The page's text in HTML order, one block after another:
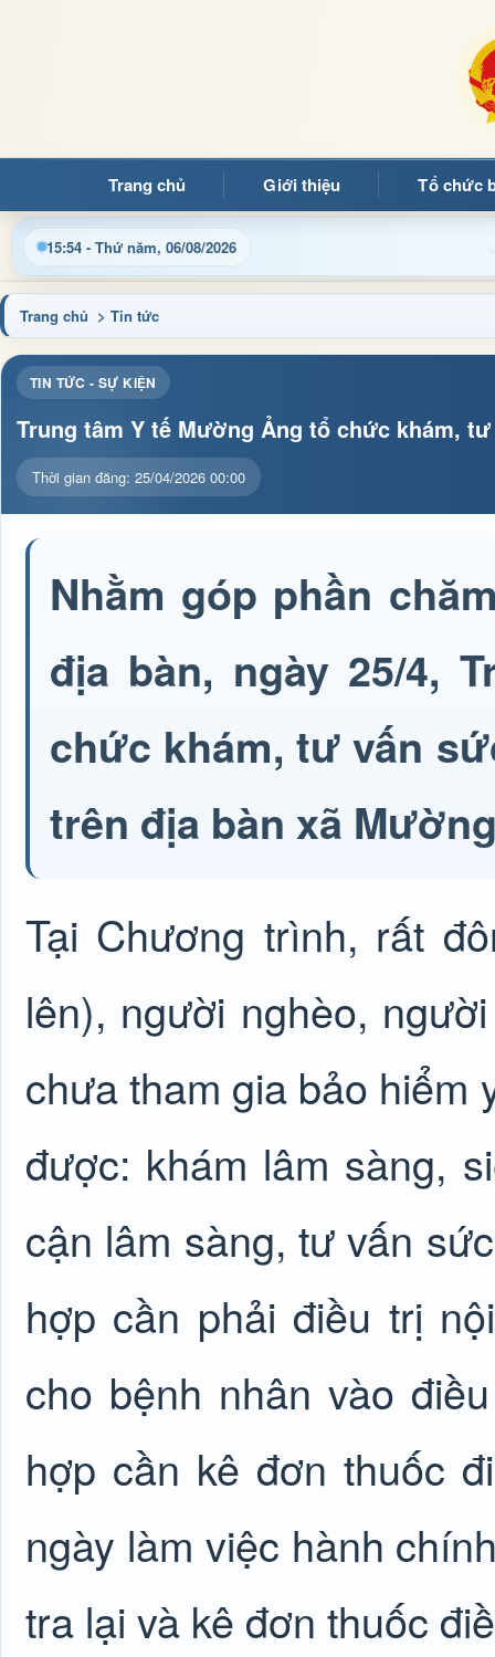
Trang chủ Giới thiệu Tổ chức
15:54 - Thứ năm, 06/08/2026
mừng quý bạn đọc đến với Trang thông tin điện tử xã
Trang chủ > Tin tức
TIN TỨC - SỰ KIỆN
Trung tâm Y tế Mường Ảng tổ chức khám,
Thời gian đăng: 25/04/2026 00:00
Nhằm góp phần
địa bàn, ngày 25/4,
chức khám, tư vấn
trên địa bàn xã
Tại Chương trình, rất
lên), người nghèo,
chưa tham gia bảo hiểm
được: khám lâm sàng,
cận lâm sàng, tư vấn
hợp cần phải điều trị
cho bệnh nhân vào
hợp cần kê đơn thuốc
ngày làm việc hành
tra lại và kê đơn thuốc